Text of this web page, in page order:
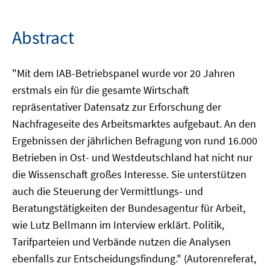
Abstract
"Mit dem IAB-Betriebspanel wurde vor 20 Jahren
erstmals ein für die gesamte Wirtschaft
repräsentativer Datensatz zur Erforschung der
Nachfrageseite des Arbeitsmarktes aufgebaut. An den
Ergebnissen der jährlichen Befragung von rund 16.000
Betrieben in Ost- und Westdeutschland hat nicht nur
die Wissenschaft großes Interesse. Sie unterstützen
auch die Steuerung der Vermittlungs- und
Beratungstätigkeiten der Bundesagentur für Arbeit,
wie Lutz Bellmann im Interview erklärt. Politik,
Tarifparteien und Verbände nutzen die Analysen
ebenfalls zur Entscheidungsfindung." (Autorenreferat,